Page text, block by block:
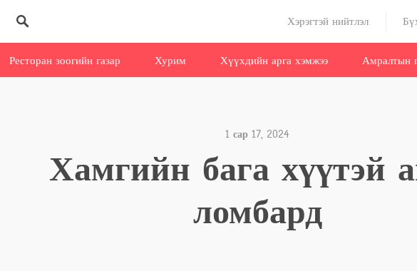
Хэрэгтэй нийтлэл
Ресторан зоогийн газар Хурим Хүүхдийн арга хэмжээ Амралтын
1 сар 17, 2024
Хамгийн бага хүүтэй
ломбард